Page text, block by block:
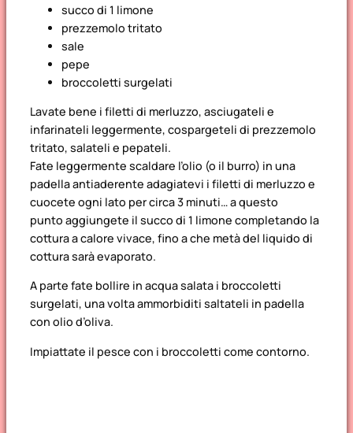
succo di 1 limone
prezzemolo tritato
sale
pepe
broccoletti surgelati
Lavate bene i filetti di merluzzo, asciugateli e
infarinateli leggermente, cospargeteli di prezzemolo
tritato, salateli e pepateli.
Fate leggermente scaldare l’olio (o il burro) in una
padella antiaderente adagiatevi i filetti di merluzzo e
cuocete ogni lato per circa 3 minuti… a questo
punto aggiungete il succo di 1 limone completando la
cottura a calore vivace, fino a che metà del liquido di
cottura sarà evaporato.
A parte fate bollire in acqua salata i broccoletti
surgelati, una volta ammorbiditi saltateli in padella
con olio d’oliva.
Impiattate il pesce con i broccoletti come contorno.